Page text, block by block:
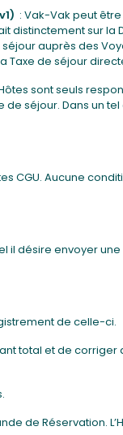
: Vak-Vak peut
distinctement sur
auprès des
Taxe de séjour
sont seuls
séjour. Dans un
CGU. Aucune
désire envoyer
de celle-ci.
total et de
de Réservation.